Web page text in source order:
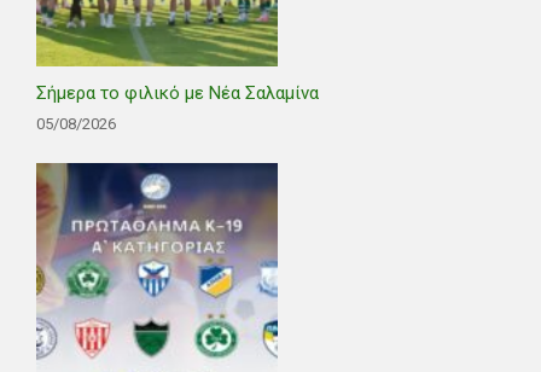
Σήμερα το φιλικό με Νέα Σαλαμίνα
05/08/2026